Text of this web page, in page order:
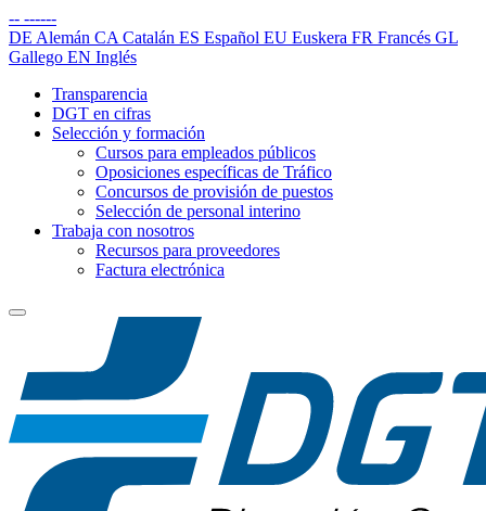
-- ------
DE Alemán CA Catalán ES Español EU Euskera FR Francés GL
Gallego EN Inglés
Transparencia
DGT en cifras
Selección y formación
Cursos para empleados públicos
Oposiciones específicas de Tráfico
Concursos de provisión de puestos
Selección de personal interino
Trabaja con nosotros
Recursos para proveedores
Factura electrónica